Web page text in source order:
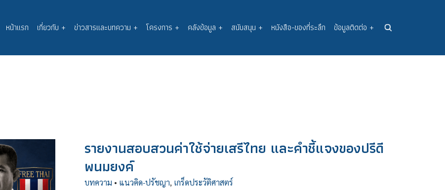
Main
navigation
หน้าแรก เกี่ยวกับ + ข่าวสารและบทความ + โครงการ + คลังข้อมูล + สนับสนุน + หนังสือ-ของที่ระลึก ข้อมูลติดต่อ +
รายงานสอบสวนค่าใช้จ่ายเสรีไทย และคำชี้แจงของปรีดี
พนมยงค์
บทความ • แนวคิด-ปรัชญา, เกร็ดประวัติศาสตร์